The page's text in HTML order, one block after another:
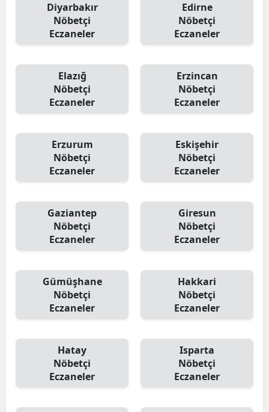
Diyarbakır
Nöbetçi
Eczaneler
Edirne
Nöbetçi
Eczaneler
Elazığ
Nöbetçi
Eczaneler
Erzincan
Nöbetçi
Eczaneler
Erzurum
Nöbetçi
Eczaneler
Eskişehir
Nöbetçi
Eczaneler
Gaziantep
Nöbetçi
Eczaneler
Giresun
Nöbetçi
Eczaneler
Gümüşhane
Nöbetçi
Eczaneler
Hakkari
Nöbetçi
Eczaneler
Hatay
Nöbetçi
Eczaneler
Isparta
Nöbetçi
Eczaneler